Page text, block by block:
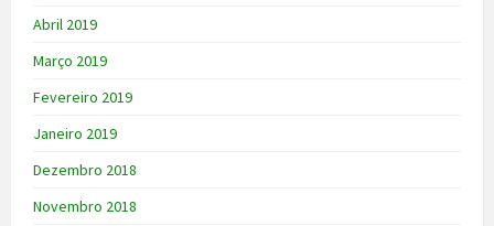
Abril 2019
Março 2019
Fevereiro 2019
Janeiro 2019
Dezembro 2018
Novembro 2018